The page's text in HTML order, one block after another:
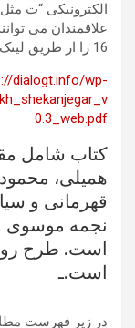
الکترونیکی “ت
علاقمندان می
16 را از طریق لینک زیر دانلود کنند:ـ
dialogt.info/wp-
0.3_web.pdf
کتاب شامل
همیلی،
قهرمانی و
نجمه موسوی
است. طرح
است.ـ
در زیر فهرست